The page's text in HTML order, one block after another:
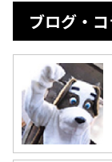
ブログ・